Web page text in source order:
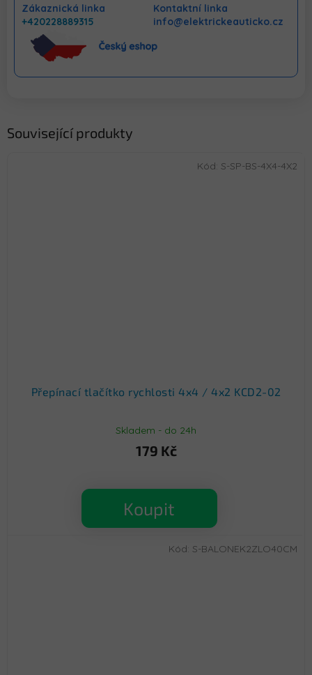
Zákaznická linka
+420228889315
Kontaktní linka
info@elektrickeauticko.cz
Související produkty
Přepínací tlačítko rychlosti 4x4 / 4x2 KCD2-02
Skladem - do 24h
179 Kč
Koupit
Kód: S-SP-BS-4X4-4X2
Kód: S-BALONEK2ZLO40CM